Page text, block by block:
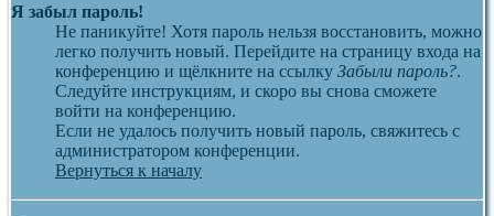
Я забыл пароль!
Не паникуйте! Хотя пароль нельзя восстановить, можно
легко получить новый. Перейдите на страницу входа на
конференцию и щёлкните на ссылку Забыли пароль?.
Следуйте инструкциям, и скоро вы снова сможете
войти на конференцию.
Если не удалось получить новый пароль, свяжитесь с
администратором конференции.
Вернуться к началу